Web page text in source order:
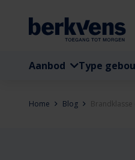
Aanbod Type
Home Blog Brandklasse